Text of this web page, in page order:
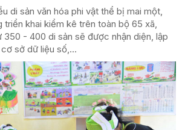
di sản văn hóa phi vật thể bị mai một,
triển khai kiểm kê trên toàn bộ 65 xã,
350 - 400 di sản sẽ được nhận diện, lập
sở dữ liệu số,...